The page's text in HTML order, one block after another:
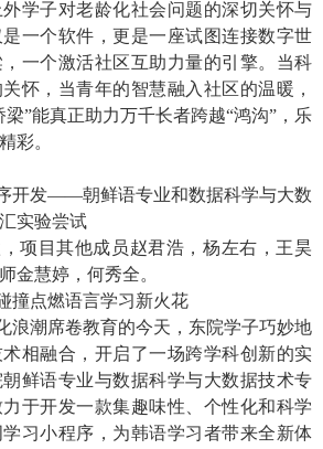
学子对老龄化社会问题的深切关怀与
一个软件，更是一座试图连接数字世
一个激活社区互助力量的引擎。当科
怀，当青年的智慧融入社区的温暖，
”能真正助力万千长者跨越“鸿沟”，乐
彩。
开发——朝鲜语专业和数据科学与大数
实验尝试
项目其他成员赵君浩，杨左右，王昊
金慧婷，何秀全。
撞点燃语言学习新火花
浪潮席卷教育的今天，东院学子巧妙地
相融合，开启了一场跨学科创新的实
鲜语专业与数据科学与大数据技术专
于开发一款集趣味性、个性化和科学
习小程序，为韩语学习者带来全新体